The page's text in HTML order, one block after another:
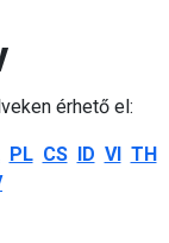
érhető el:
PL CS ID VI TH